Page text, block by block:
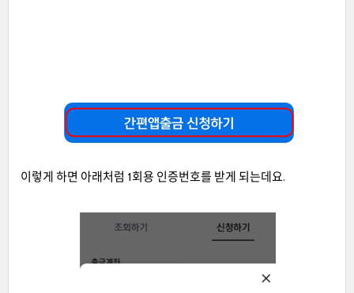
이렇게 하면 아래처럼 1회용 인증번호를 받게 되는데요.